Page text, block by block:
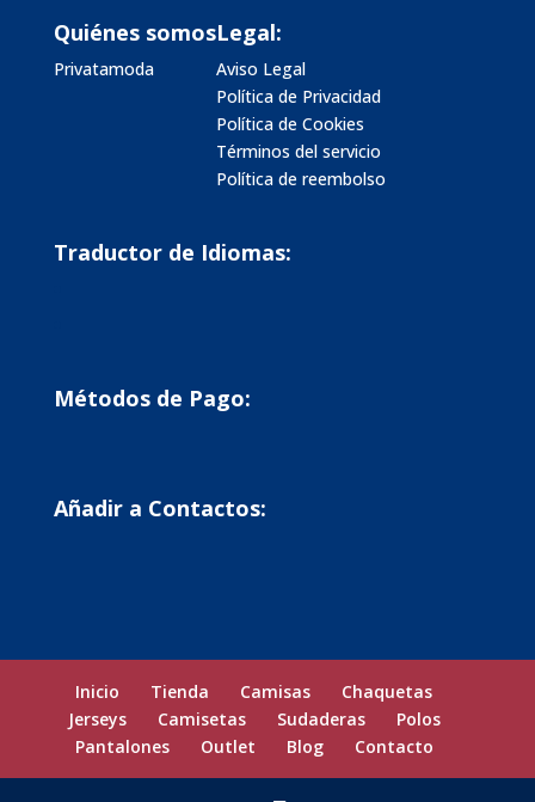
Quiénes somos
Privatamoda
Legal:
Aviso Legal
Política de Privacidad
Política de Cookies
Términos del servicio
Política de reembolso
Traductor de Idiomas:
Métodos de Pago:
Añadir a Contactos:
Inicio Tienda Camisas
Chaquetas
Jerseys
Camisetas Sudaderas
Polos
Pantalones
Outlet Blog Contacto